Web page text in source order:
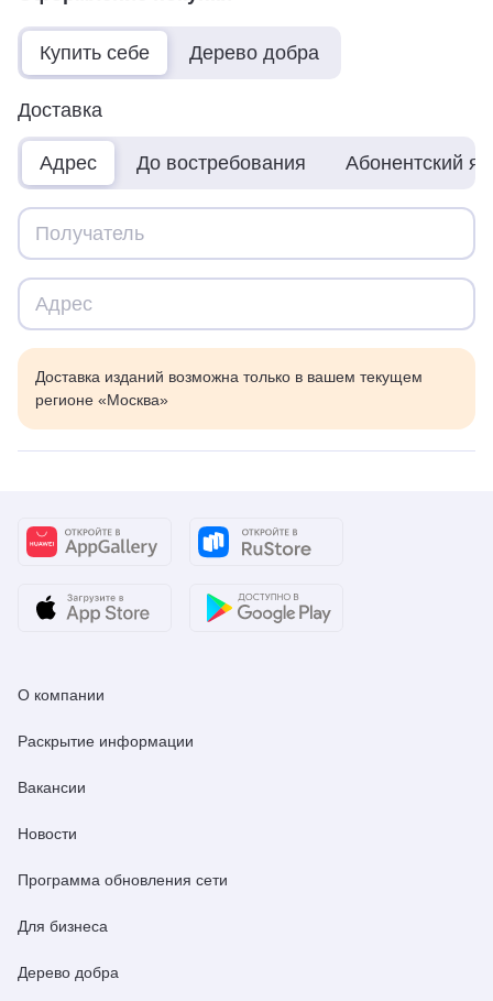
Купить себе Дерево добра
Доставка
Адрес До востребования Абонентский
Доставка изданий возможна только в вашем текущем
регионе «Москва»
О компании
Раскрытие информации
Вакансии
Новости
Программа обновления сети
Для бизнеса
Дерево добра